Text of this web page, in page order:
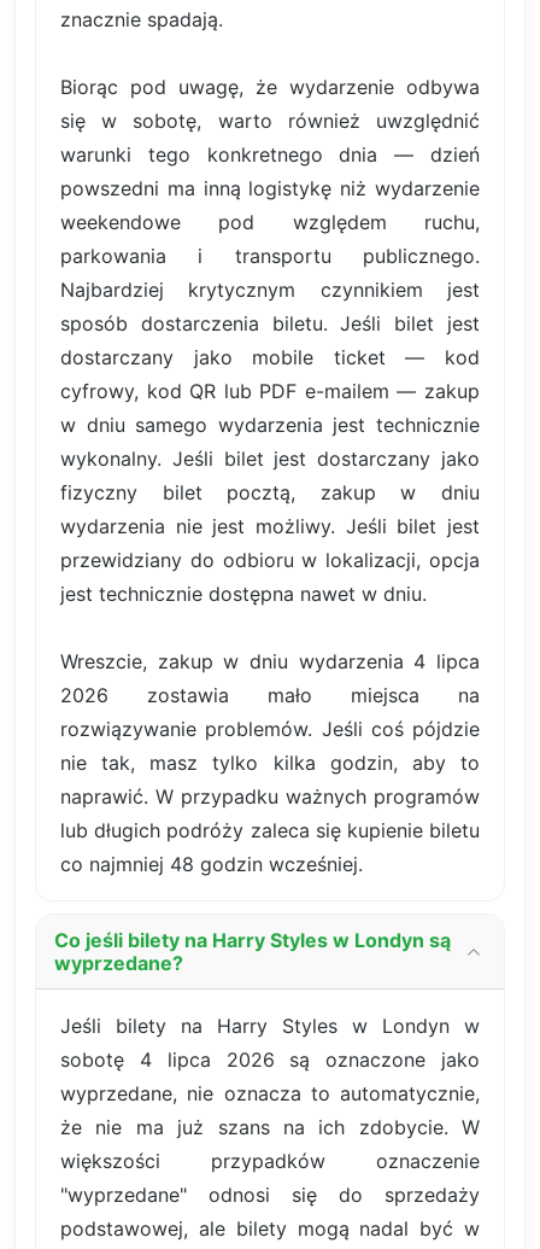
znacznie spadają.
Biorąc pod uwagę, że wydarzenie odbywa
się w sobotę, warto również uwzględnić
warunki tego konkretnego dnia — dzień
powszedni ma inną logistykę niż wydarzenie
weekendowe pod względem ruchu,
parkowania i transportu publicznego.
Najbardziej krytycznym czynnikiem jest
sposób dostarczenia biletu. Jeśli bilet jest
dostarczany jako mobile ticket — kod
cyfrowy, kod QR lub PDF e-mailem — zakup
w dniu samego wydarzenia jest technicznie
wykonalny. Jeśli bilet jest dostarczany jako
fizyczny bilet pocztą, zakup w dniu
wydarzenia nie jest możliwy. Jeśli bilet jest
przewidziany do odbioru w lokalizacji, opcja
jest technicznie dostępna nawet w dniu.
Wreszcie, zakup w dniu wydarzenia 4 lipca
2026 zostawia mało miejsca na
rozwiązywanie problemów. Jeśli coś pójdzie
nie tak, masz tylko kilka godzin, aby to
naprawić. W przypadku ważnych programów
lub długich podróży zaleca się kupienie biletu
co najmniej 48 godzin wcześniej.
Co jeśli bilety na Harry Styles w Londyn są
wyprzedane?
Jeśli bilety na Harry Styles w Londyn w
sobotę 4 lipca 2026 są oznaczone jako
wyprzedane, nie oznacza to automatycznie,
że nie ma już szans na ich zdobycie. W
większości przypadków oznaczenie
"wyprzedane" odnosi się do sprzedaży
podstawowej, ale bilety mogą nadal być w